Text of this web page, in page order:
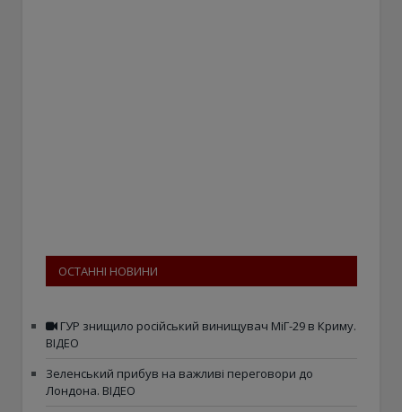
ОСТАННІ НОВИНИ
ГУР знищило російський винищувач МіГ-29 в Криму.
ВІДЕО
Зеленський прибув на важливі переговори до
Лондона. ВІДЕО